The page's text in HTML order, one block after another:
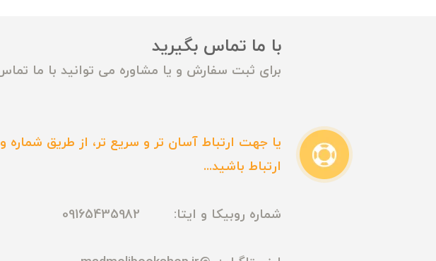
با ما تماس بگیرید
برای ثبت سفارش و یا مشاوره می توانید با ما
یا جهت ارتباط آسان تر و سریع تر، از طریق شماره
ارتباط باشید...
شماره روبیکا و ایتا: 09165435982